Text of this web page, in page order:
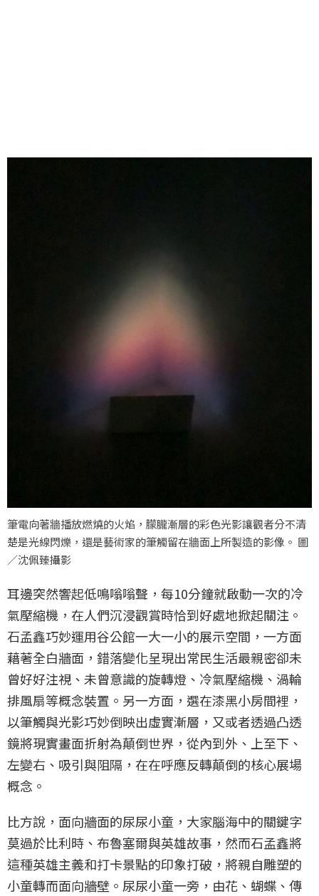
筆電向著牆播放燃燒的火焰，朦朧漸層的彩色光影讓觀者分不清
楚是光線閃爍，還是藝術家的筆觸留在牆面上所製造的影像。 圖
／沈佩臻攝影
耳邊突然響起低鳴嗡嗡聲，每10分鐘就啟動一次的冷
氣壓縮機，在人們沉浸觀賞時恰到好處地掀起關注。
石孟鑫巧妙運用谷公館一大一小的展示空間，一方面
藉著全白牆面，錯落變化呈現出常民生活最親密卻未
曾好好注視、未曾意識的旋轉燈、冷氣壓縮機、渦輪
排風扇等概念裝置。另一方面，選在漆黑小房間裡，
以筆觸與光影巧妙倒映出虛實漸層，又或者透過凸透
鏡將現實畫面折射為顛倒世界，從內到外、上至下、
左變右、吸引與阻隔，在在呼應反轉顛倒的核心展場
概念。
比方說，面向牆面的尿尿小童，大家腦海中的關鍵字
莫過於比利時、布魯塞爾與英雄故事，然而石孟鑫將
這種英雄主義和打卡景點的印象打破，將親自雕塑的
小童轉而面向牆壁。尿尿小童一旁，由花、蝴蝶、傳